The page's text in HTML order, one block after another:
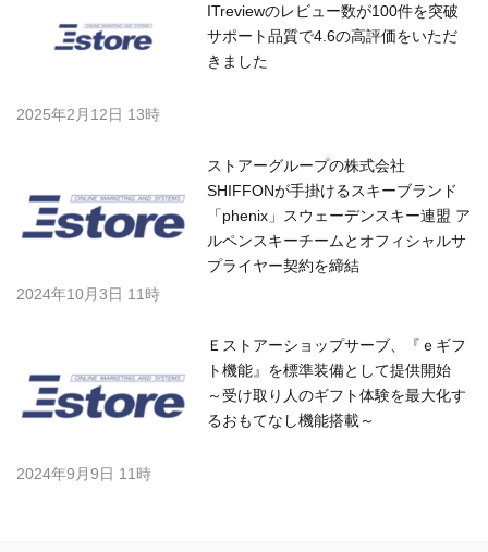
ITreviewのレビュー数が100件を突破
サポート品質で4.6の高評価をいただ
きました
2025年2月12日 13時
ストアーグループの株式会社
SHIFFONが手掛けるスキーブランド
「phenix」スウェーデンスキー連盟 ア
ルペンスキーチームとオフィシャルサ
プライヤー契約を締結
2024年10月3日 11時
Ｅストアーショップサーブ、『ｅギフ
ト機能』を標準装備として提供開始
～受け取り人のギフト体験を最大化す
るおもてなし機能搭載～
2024年9月9日 11時